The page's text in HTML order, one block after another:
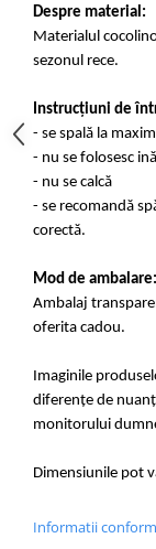
Despre material:
Materialul
sezonul rece.
Instrucțiuni de
- se spală la
- nu se folosesc
- nu se calcă
- se recomandă
Mod de ambalare:
Ambalaj
oferita cadou.
Imaginile
diferențe de
monitorului
Dimensiunile pot
Informatii